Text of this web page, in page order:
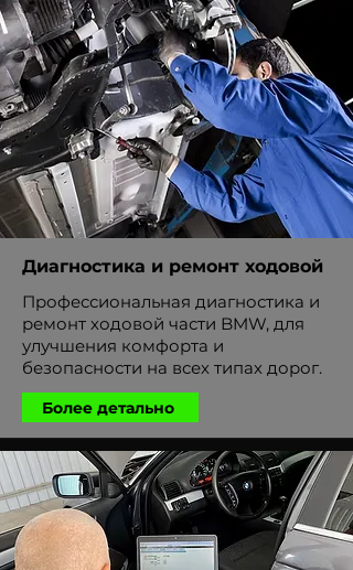
Диагностика и ремонт ходовой
Профессиональная диагностика и
ремонт ходовой части BMW, для
улучшения комфорта и
безопасности на всех типах дорог.
Более детально